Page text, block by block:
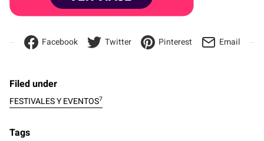
Facebook Twitter Pinterest Email
Filed under
FESTIVALES Y EVENTOS7
Tags